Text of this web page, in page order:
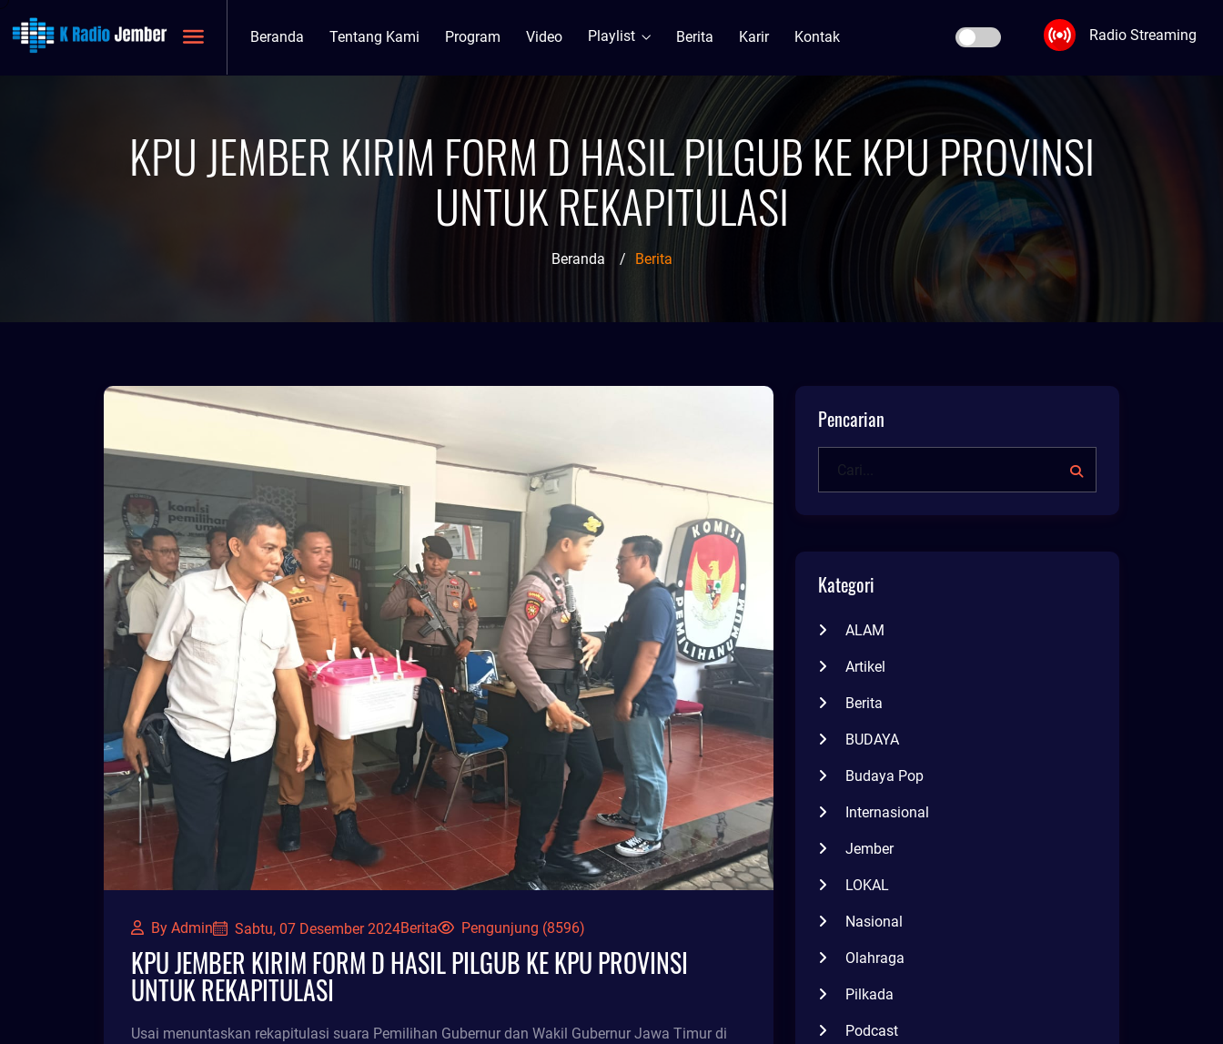
Radio Streaming
Beranda Tentang Kami Program Video Playlist Berita Karir Kontak
KPU JEMBER KIRIM FORM D HASIL PILGUB KE KPU PROVINSI
UNTUK REKAPITULASI
Beranda / Berita
By Admin Sabtu, 07 Desember 2024Berita Pengunjung (8596)
KPU JEMBER KIRIM FORM D HASIL PILGUB KE KPU PROVINSI
UNTUK REKAPITULASI
Usai menuntaskan rekapitulasi suara Pemilihan Gubernur dan Wakil Gubernur Jawa Timur di
Pencarian
Kategori
ALAM
Artikel
Berita
BUDAYA
Budaya Pop
Internasional
Jember
LOKAL
Nasional
Olahraga
Pilkada
Podcast